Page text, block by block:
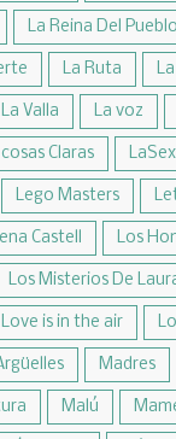
La Reina Del Pueblo
La Ruta
La Valla La voz
Claras
Lego Masters
Castell Los
Los Misterios De
Love is in the air
Madres
Malú